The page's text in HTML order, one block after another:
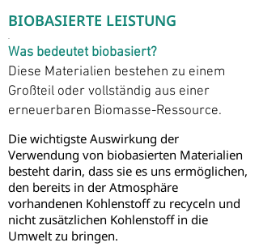
BIOBASIERTE LEISTUNG
.
Was bedeutet biobasiert?
Diese Materialien bestehen zu einem
Großteil oder vollständig aus einer
erneuerbaren Biomasse-Ressource.
Die wichtigste Auswirkung der
Verwendung von biobasierten Materialien
besteht darin, dass sie es uns ermöglichen,
den bereits in der Atmosphäre
vorhandenen Kohlenstoff zu recyceln und
nicht zusätzlichen Kohlenstoff in die
Umwelt zu bringen.